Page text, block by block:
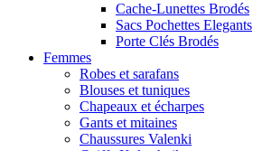
Cache-Lunettes Brodés
Sacs Pochettes Elegants
Porte Clés Brodés
Femmes
Robes et sarafans
Blouses et tuniques
Chapeaux et écharpes
Gants et mitaines
Chaussures Valenki